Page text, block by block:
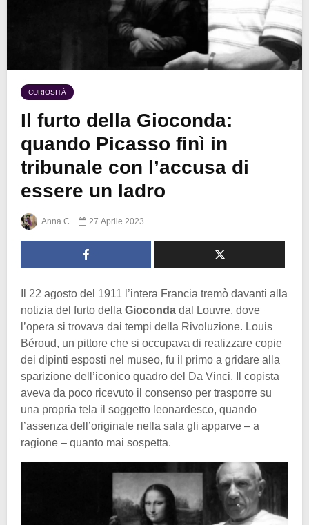
CURIOSITÀ
Il furto della Gioconda:
quando Picasso finì in
tribunale con l’accusa di
essere un ladro
Anna C. 27 Aprile 2023
Il 22 agosto del 1911 l’intera Francia tremò davanti alla
notizia del furto della Gioconda dal Louvre, dove
l’opera si trovava dai tempi della Rivoluzione. Louis
Béroud, un pittore che si occupava di realizzare copie
dei dipinti esposti nel museo, fu il primo a gridare alla
sparizione dell’iconico quadro del Da Vinci. Il copista
aveva da poco ricevuto il consenso per trasporre su
una propria tela il soggetto leonardesco, quando
l’assenza dell’originale nella sala gli apparve – a
ragione – quanto mai sospetta.